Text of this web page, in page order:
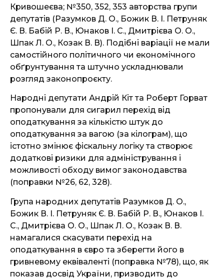
Кривошеєва; №350, 352, 353 авторства групи
депутатів (Разумков Д. О., Божик В. І. Петруняк
Є. В. Бабій Р. В., Юнаков І. С., Дмитрієва О. О.,
Шпак Л. О., Козак В. В). Подібні варіації не мали
самостійного політичного чи економічного
обґрунтування та штучно ускладнювали
розгляд законопроєкту.
Народні депутати Андрій Кіт та Роберт Горват
пропонували для сигарил перехід від
оподаткування за кількістю штук до
оподаткування за вагою (за кілограм), що
істотно змінює фіскальну логіку та створює
додаткові ризики для адміністрування і
можливості обходу вимог законодавства
(поправки №26, 62, 328).
Група народних депутатів Разумков Д. О.,
Божик В. І. Петруняк Є. В. Бабій Р. В., Юнаков І.
С., Дмитрієва О. О., Шпак Л. О., Козак В. В.
намагалися скасувати перехід на
оподаткування в євро та зберегти його в
гривневому еквіваленті (поправка №78), що, як
показав досвід України, призводить до